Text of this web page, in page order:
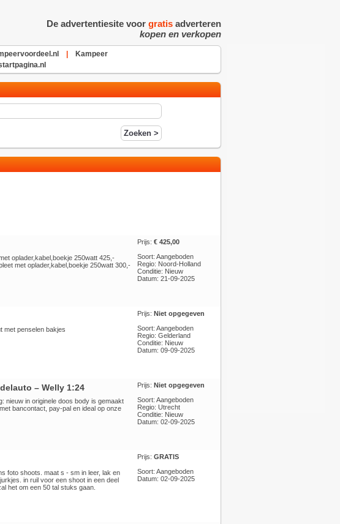
De advertentiesite voor gratisadverteren
kopen en verkopen
Kampeer
oplader,kabel,boekje 250watt 425,-
met oplader,kabel,boekje 250watt 300,-
Prijs: € 425,00
Soort: Aangeboden
Regio: Noord-Holland
Conditie: Nieuw
Datum: 21-09-2025
met penselen bakjes
Prijs: Niet opgegeven
Soort: Aangeboden
Regio: Gelderland
Conditie: Nieuw
Datum: 09-09-2025
– Welly 1:24
nieuw in originele doos body is gemaakt
bancontact, pay-pal en ideal op onze
Prijs: Niet opgegeven
Soort: Aangeboden
Regio: Utrecht
Conditie: Nieuw
Datum: 02-09-2025
foto shoots. maat s - sm in leer, lak en
in ruil voor een shoot in een deel
het om een 50 tal stuks gaan.
Prijs: GRATIS
Soort: Aangeboden
Datum: 02-09-2025